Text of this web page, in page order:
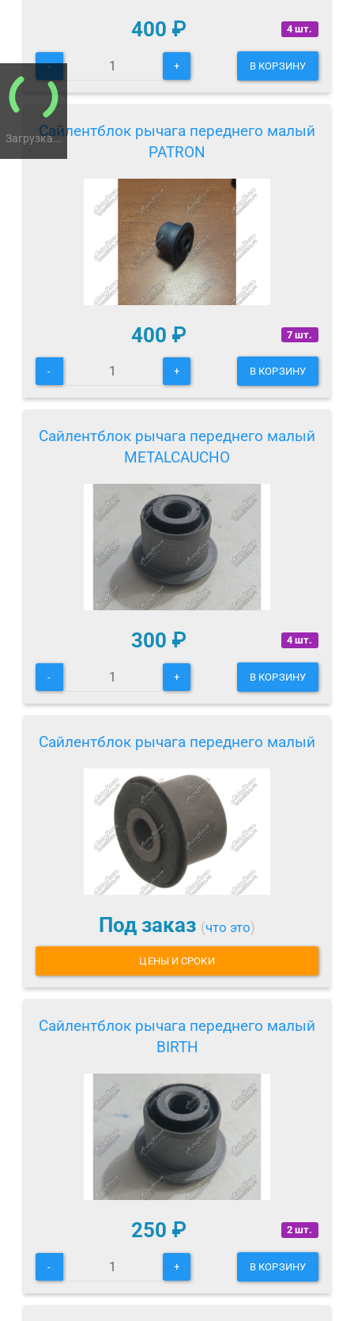
Загрузка...
4 шт.
400 ₽
- + В КОРЗИНУ
Сайлентблок рычага переднего малый
PATRON
7 шт.
400 ₽
- + В КОРЗИНУ
Сайлентблок рычага переднего малый
METALCAUCHO
4 шт.
300 ₽
- + В КОРЗИНУ
Сайлентблок рычага переднего малый
Под заказ (что это)
ЦЕНЫ И СРОКИ
Сайлентблок рычага переднего малый
BIRTH
2 шт.
250 ₽
- + В КОРЗИНУ